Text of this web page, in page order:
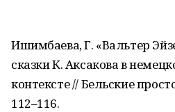
Ишимбаева, Г. «Вальтер
сказки К. Аксакова в
контексте // Бельские
112–116.